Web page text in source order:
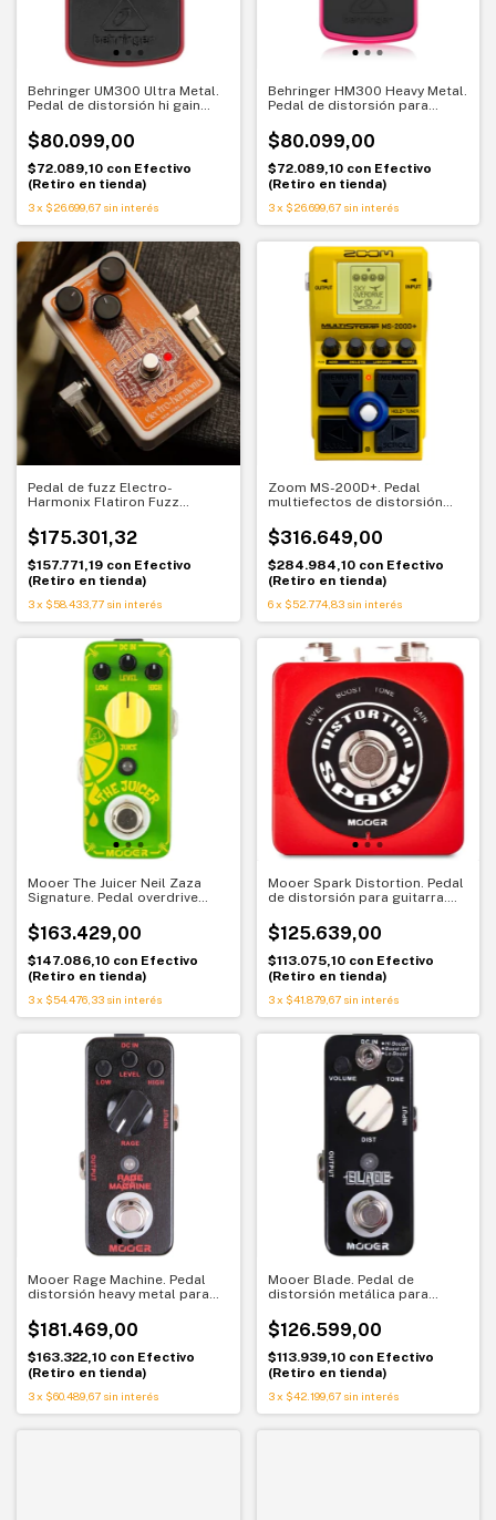
Behringer UM300 Ultra Metal.
Pedal de distorsión hi gain
$80.099,00
$72.089,10 con Efectivo
(Retiro en tienda)
3x $26.699,67 sin interés
Behringer HM300 Heavy Metal.
Pedal de distorsión para
carácter agresivo
$80.099,00
$72.089,10 con Efectivo
(Retiro en tienda)
3 x $26.699,67 sin interés
Pedal de fuzz Electro-
Harmonix Flatiron Fuzz
$175.301,32
$157.771,19 con Efectivo
(Retiro en tienda)
3x $58.433,77 sin interés
Zoom MS-200D+. Pedal
multiefectos de distorsión
total en un stompbox
$316.649,00
$284.984,10 con Efectivo
(Retiro en tienda)
6 x $52.774,83 sin interés
Mooer The Juicer Neil Zaza
Signature. Pedal overdrive
$163.429,00
$147.086,10 con Efectivo
(Retiro en tienda)
3x $54.476,33 sin interés
Mooer Spark Distortion. Pedal
de distorsión para guitarra.
$125.639,00
$113.075,10 con Efectivo
(Retiro en tienda)
3 x $41.879,67 sin interés
Mooer Rage Machine. Pedal
distorsión heavy metal para
sonido extremo
$181.469,00
$163.322,10 con Efectivo
(Retiro en tienda)
3x $60.489,67 sin interés
Mooer Blade. Pedal de
distorsión metálica para
definido
$126.599,00
$113.939,10 con Efectivo
(Retiro en tienda)
3 x $42.199,67 sin interés